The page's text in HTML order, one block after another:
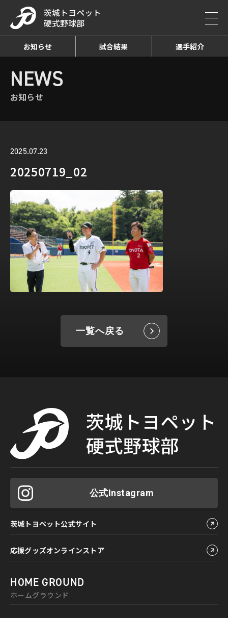
お知らせ 試合結果 選手紹介
HOME お知らせ詳細
NEWS
お知らせ
2025.07.23
20250719_02
一覧へ戻る
公式Instagram
茨城トヨペット公式サイト
応援グッズオンラインストア
HOME GROUND
ホームグラウンド